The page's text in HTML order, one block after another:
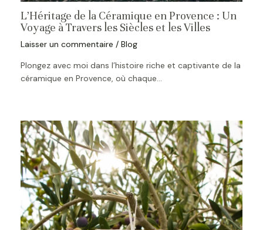
L’Héritage de la Céramique en Provence : Un
Voyage à Travers les Siècles et les Villes
Laisser un commentaire / Blog
Plongez avec moi dans l’histoire riche et captivante de la
céramique en Provence, où chaque…